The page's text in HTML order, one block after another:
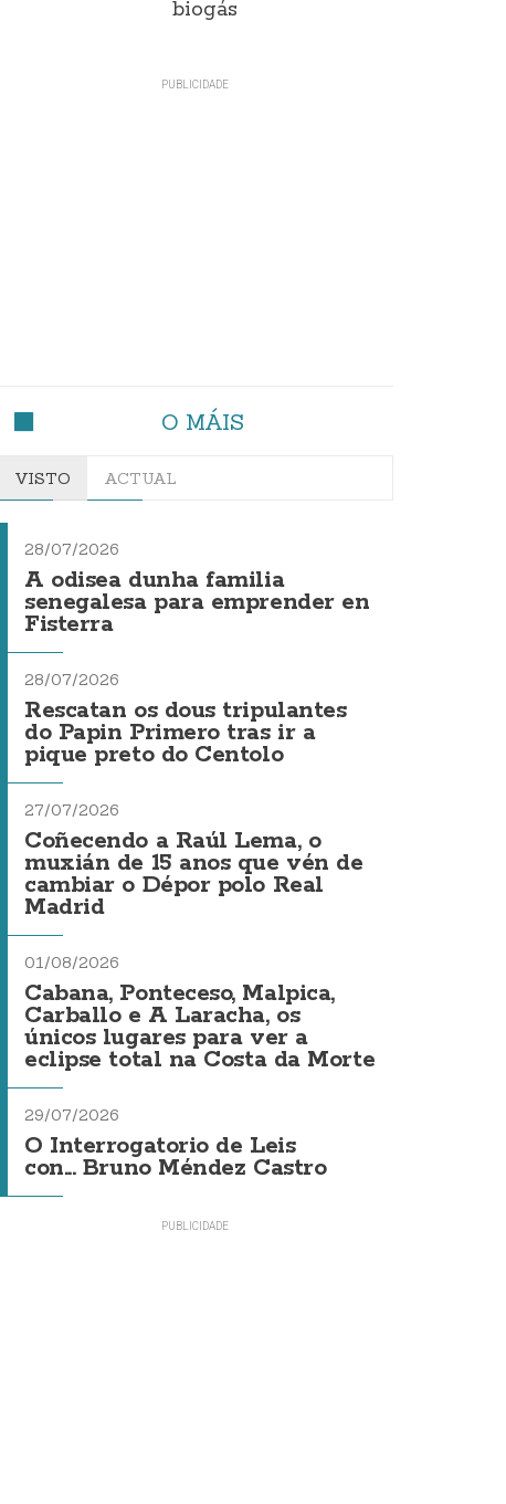
biogás
O MÁIS
VISTO ACTUAL
28/07/2026
A odisea dunha familia
senegalesa para emprender en
Fisterra
28/07/2026
Rescatan os dous tripulantes
do Papin Primero tras ir a
pique preto do Centolo
27/07/2026
Coñecendo a Raúl Lema, o
muxián de 15 anos que vén de
cambiar o Dépor polo Real
Madrid
01/08/2026
Cabana, Ponteceso, Malpica,
Carballo e A Laracha, os
únicos lugares para ver a
eclipse total na Costa da Morte
29/07/2026
O Interrogatorio de Leis
con... Bruno Méndez Castro